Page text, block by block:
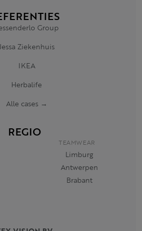
Group
Ziekenhuis
IKEA
Herbalife
Alle cases →
REGIO
TEAMWEAR
Limburg
Antwerpen
Brabant